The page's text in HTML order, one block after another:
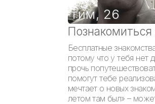
тим,26
Бесплатные
потому что у тебя нет
прочь
помогут тебе
мечтает о новых
летом там был» –